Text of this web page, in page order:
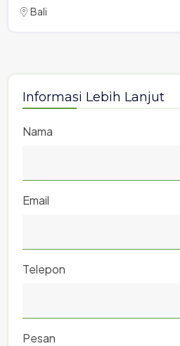
Bali
Informasi Lebih Lanjut
Nama
Email
Telepon
Pesan